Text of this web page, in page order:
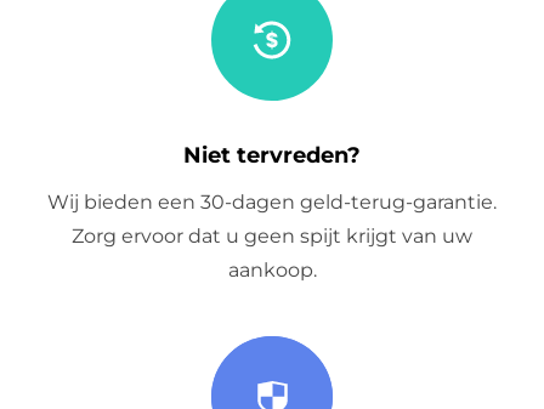
Niet tervreden?
Wij bieden een 30-dagen geld-terug-garantie.
Zorg ervoor dat u geen spijt krijgt van uw
aankoop.